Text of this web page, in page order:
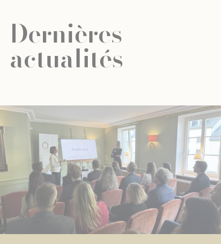
Dernières
actualités
ÉDUCATION UNIVERSELLE ÉDUCATION UNIVERSELLE